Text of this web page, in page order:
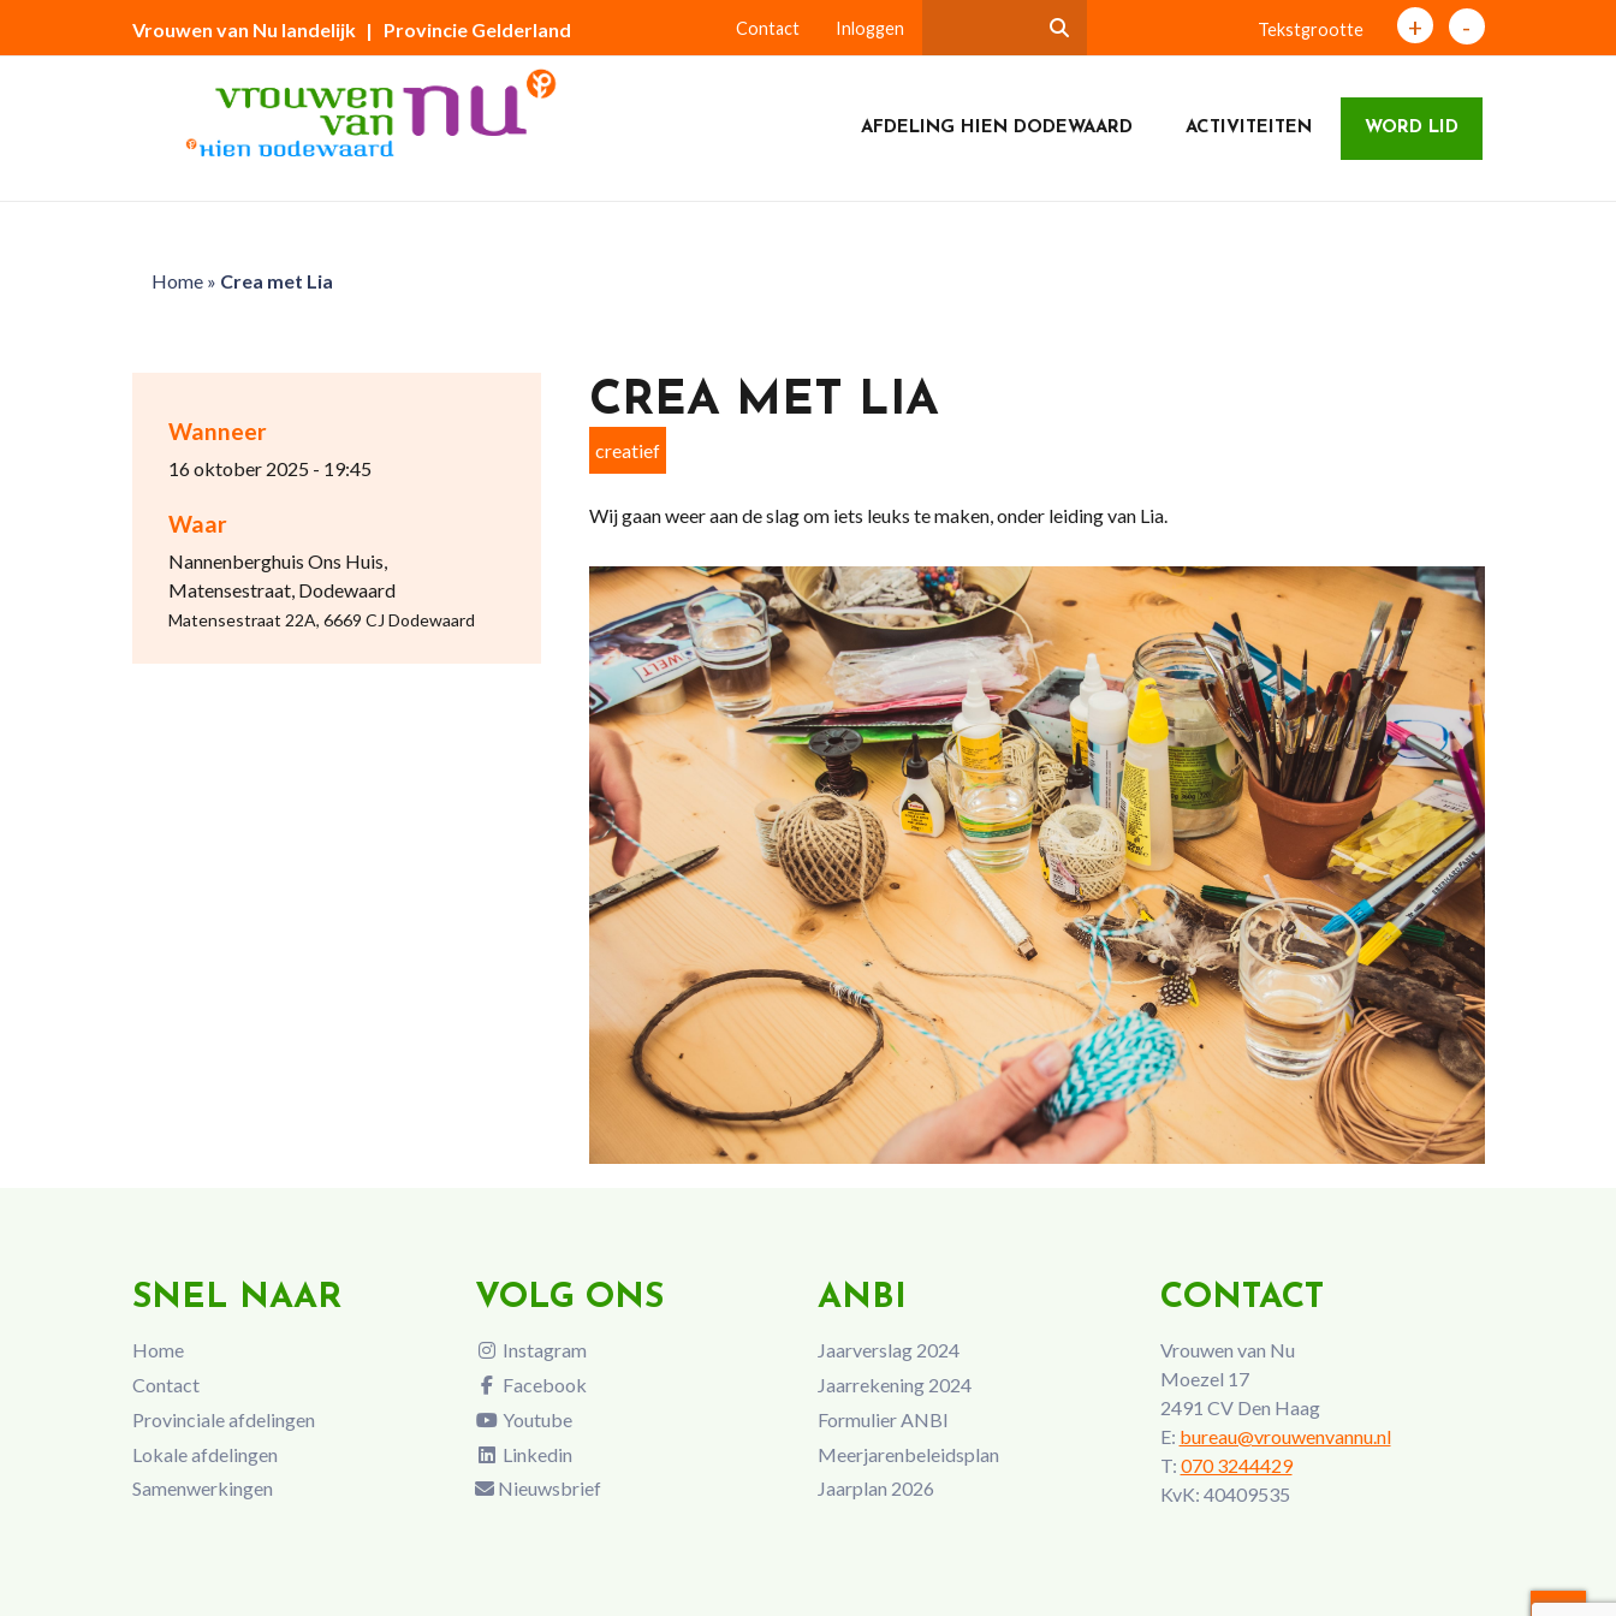
Vrouwen van Nu landelijk | Provincie Gelderland Contact Inloggen Tekstgrootte + -
AFDELING HIEN DODEWAARD ACTIVITEITEN WORD LID
Home» Crea met Lia
Wanneer
16 oktober 2025 - 19:45
Waar
Nannenberghuis Ons Huis,
Matensestraat, Dodewaard
Matensestraat 22A, 6669 CJ Dodewaard
CREA MET LIA
creatief
Wij gaan weer aan de slag om iets leuks te maken, onder leiding van Lia.
SNEL NAAR
Home
Contact
Provinciale afdelingen
Lokale afdelingen
Samenwerkingen
VOLG ONS
Instagram
Facebook
Youtube
Linkedin
Nieuwsbrief
ANBI
Jaarverslag 2024
Jaarrekening 2024
Formulier ANBI
Meerjarenbeleidsplan
Jaarplan 2026
CONTACT
Vrouwen van Nu
Moezel 17
2491 CV Den Haag
E: bureau@vrouwenvannu.nl
T: 070 3244429
KvK: 40409535